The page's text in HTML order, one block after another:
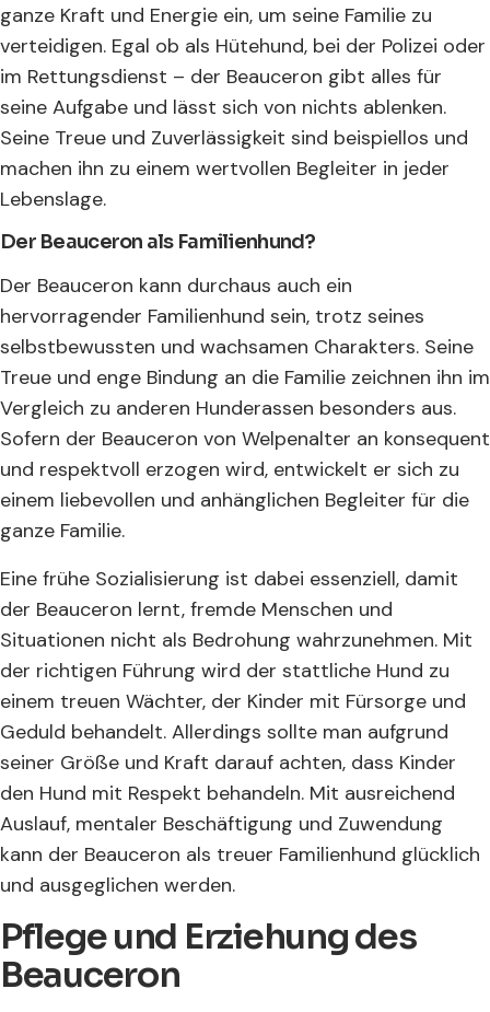
ganze Kraft und Energie ein, um seine Familie zu
verteidigen. Egal ob als Hütehund, bei der Polizei oder
im Rettungsdienst – der Beauceron gibt alles für
seine Aufgabe und lässt sich von nichts ablenken.
Seine Treue und Zuverlässigkeit sind beispiellos und
machen ihn zu einem wertvollen Begleiter in jeder
Lebenslage.
Der Beauceron als Familienhund?
Der Beauceron kann durchaus auch ein
hervorragender Familienhund sein, trotz seines
selbstbewussten und wachsamen Charakters. Seine
Treue und enge Bindung an die Familie zeichnen ihn im
Vergleich zu anderen Hunderassen besonders aus.
Sofern der Beauceron von Welpenalter an konsequent
und respektvoll erzogen wird, entwickelt er sich zu
einem liebevollen und anhänglichen Begleiter für die
ganze Familie.
Eine frühe Sozialisierung ist dabei essenziell, damit
der Beauceron lernt, fremde Menschen und
Situationen nicht als Bedrohung wahrzunehmen. Mit
der richtigen Führung wird der stattliche Hund zu
einem treuen Wächter, der Kinder mit Fürsorge und
Geduld behandelt. Allerdings sollte man aufgrund
seiner Größe und Kraft darauf achten, dass Kinder
den Hund mit Respekt behandeln. Mit ausreichend
Auslauf, mentaler Beschäftigung und Zuwendung
kann der Beauceron als treuer Familienhund glücklich
und ausgeglichen werden.
Pflege und Erziehung des
Beauceron